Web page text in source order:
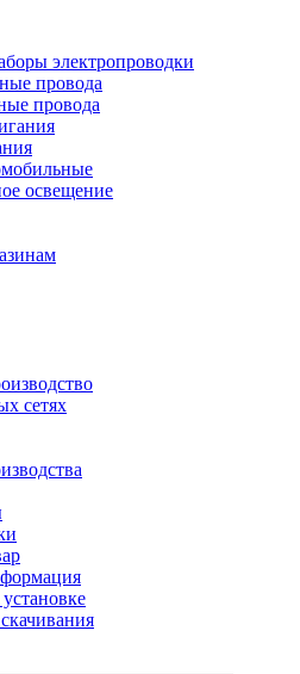
электропроводки
провода
провода
освещение
сетях